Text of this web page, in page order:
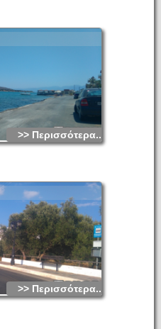
>> Περισσότερα...
>> Περισσότερα...